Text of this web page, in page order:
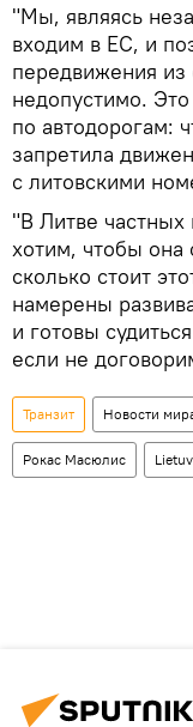
"Мы, являясь
входим в ЕС, и
передвижения из
недопустимо.
по автодорогам:
запретила
с литовскими
"В Литве частных
хотим, чтобы она
сколько стоит
намерены
и готовы
если не
Транзит Новости
Рокас Масюлис